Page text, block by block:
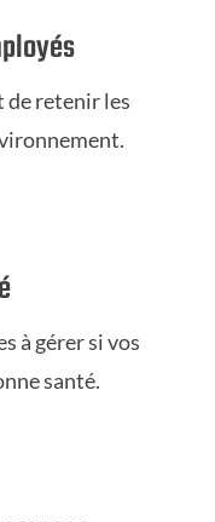
de retenir les
à gérer si vos
santé.